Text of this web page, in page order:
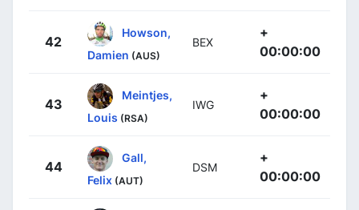
42
Howson,
Damien (AUS)
BEX
+
00:00:00
43
Meintjes,
Louis (RSA)
IWG
+
00:00:00
44
Gall,
Felix (AUT)
DSM
+
00:00:00